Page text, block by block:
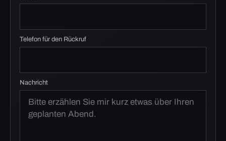
Telefon für den Rückruf
Nachricht